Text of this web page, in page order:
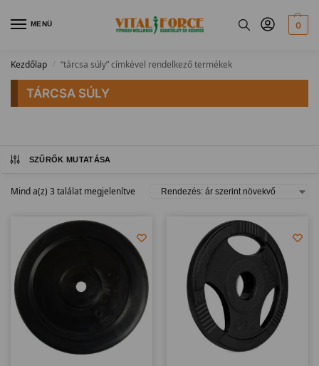
MENÜ 0
Kezdőlap / “tárcsa súly” címkével rendelkező termékek
TÁRCSA SÚLY
SZŰRŐK MUTATÁSA
Mind a(z) 3 találat megjelenítve